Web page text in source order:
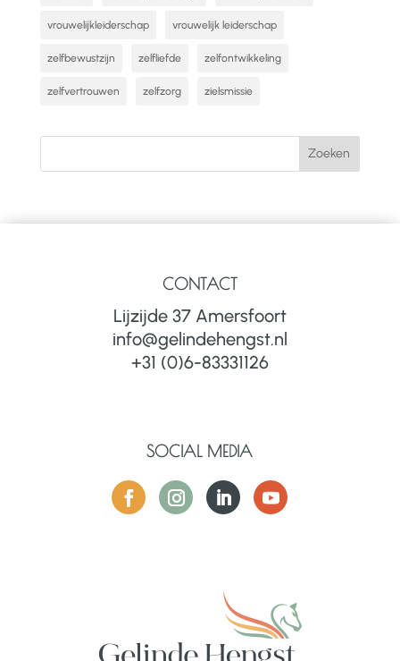
vrouwelijkleiderschap vrouwelijk leiderschap
zelfbewustzijn zelfliefde zelfontwikkeling
zelfvertrouwen zelfzorg zielsmissie
CONTACT
Lijzijde 37 Amersfoort
info@gelindehengst.nl
+31 (0)6-83331126
SOCIAL MEDIA